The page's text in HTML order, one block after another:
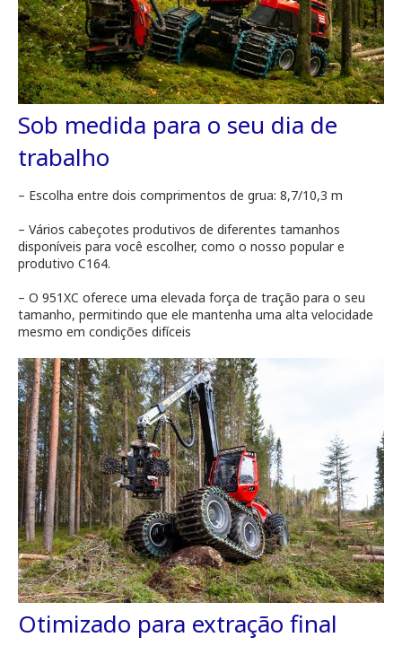
Sob medida para o seu dia de
trabalho
– Escolha entre dois comprimentos de grua: 8,7/10,3 m
– Vários cabeçotes produtivos de diferentes tamanhos
disponíveis para você escolher, como o nosso popular e
produtivo C164.
– O 951XC oferece uma elevada força de tração para o seu
tamanho, permitindo que ele mantenha uma alta velocidade
mesmo em condições difíceis
Otimizado para extração final